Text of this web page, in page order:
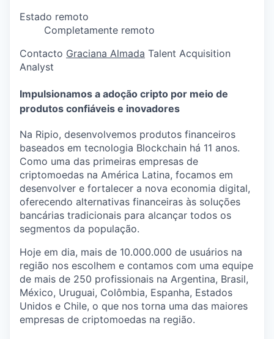
Estado remoto
Completamente remoto
Contacto Graciana Almada Talent Acquisition
Analyst
Impulsionamos a adoção cripto por meio de
produtos confiáveis e inovadores
Na Ripio, desenvolvemos produtos financeiros
baseados em tecnologia Blockchain há 11 anos.
Como uma das primeiras empresas de
criptomoedas na América Latina, focamos em
desenvolver e fortalecer a nova economia digital,
oferecendo alternativas financeiras às soluções
bancárias tradicionais para alcançar todos os
segmentos da população.
Hoje em dia, mais de 10.000.000 de usuários na
região nos escolhem e contamos com uma equipe
de mais de 250 profissionais na Argentina, Brasil,
México, Uruguai, Colômbia, Espanha, Estados
Unidos e Chile, o que nos torna uma das maiores
empresas de criptomoedas na região.